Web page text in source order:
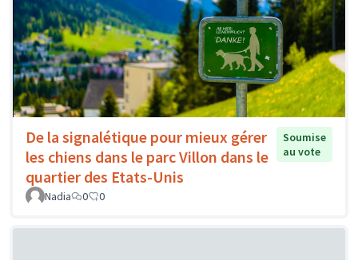
De la signalétique pour mieux gérer
les chiens dans le parc Villon dans le
quartier des Etats-Unis
Soumise
au vote
Nadia 0 0